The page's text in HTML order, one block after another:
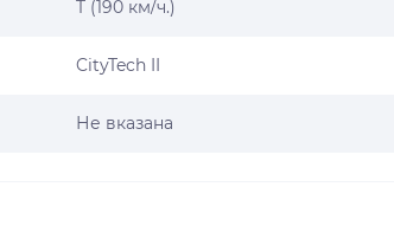
T (190 км/ч.)
CityTech II
Не вказана